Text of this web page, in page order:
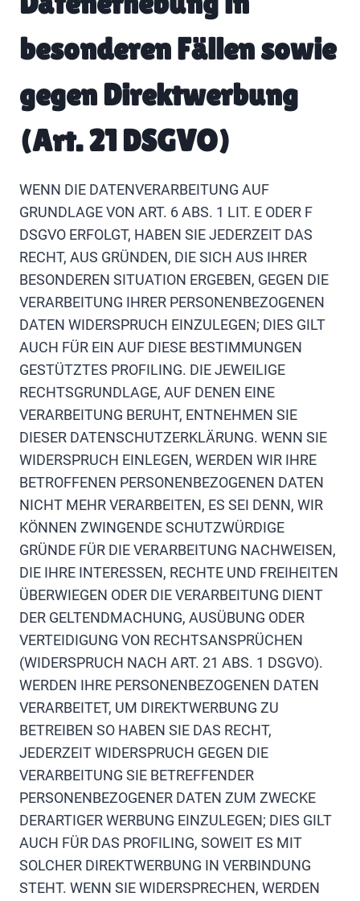
besonderen Fällen sowie
gegen Direktwerbung
(Art. 21 DSGVO)
WENN DIE DATENVERARBEITUNG AUF
GRUNDLAGE VON ART. 6 ABS. 1 LIT. E ODER F
DSGVO ERFOLGT, HABEN SIE JEDERZEIT DAS
RECHT, AUS GRÜNDEN, DIE SICH AUS IHRER
BESONDEREN SITUATION ERGEBEN, GEGEN DIE
VERARBEITUNG IHRER PERSONENBEZOGENEN
DATEN WIDERSPRUCH EINZULEGEN; DIES GILT
AUCH FÜR EIN AUF DIESE BESTIMMUNGEN
GESTÜTZTES PROFILING. DIE JEWEILIGE
RECHTSGRUNDLAGE, AUF DENEN EINE
VERARBEITUNG BERUHT, ENTNEHMEN SIE
DIESER DATENSCHUTZERKLÄRUNG. WENN SIE
WIDERSPRUCH EINLEGEN, WERDEN WIR IHRE
BETROFFENEN PERSONENBEZOGENEN DATEN
NICHT MEHR VERARBEITEN, ES SEI DENN, WIR
KÖNNEN ZWINGENDE SCHUTZWÜRDIGE
GRÜNDE FÜR DIE VERARBEITUNG NACHWEISEN,
DIE IHRE INTERESSEN, RECHTE UND FREIHEITEN
ÜBERWIEGEN ODER DIE VERARBEITUNG DIENT
DER GELTENDMACHUNG, AUSÜBUNG ODER
VERTEIDIGUNG VON RECHTSANSPRÜCHEN
(WIDERSPRUCH NACH ART. 21 ABS. 1 DSGVO).
WERDEN IHRE PERSONENBEZOGENEN DATEN
VERARBEITET, UM DIREKTWERBUNG ZU
BETREIBEN SO HABEN SIE DAS RECHT,
JEDERZEIT WIDERSPRUCH GEGEN DIE
VERARBEITUNG SIE BETREFFENDER
PERSONENBEZOGENER DATEN ZUM ZWECKE
DERARTIGER WERBUNG EINZULEGEN; DIES GILT
AUCH FÜR DAS PROFILING, SOWEIT ES MIT
SOLCHER DIREKTWERBUNG IN VERBINDUNG
STEHT. WENN SIE WIDERSPRECHEN, WERDEN